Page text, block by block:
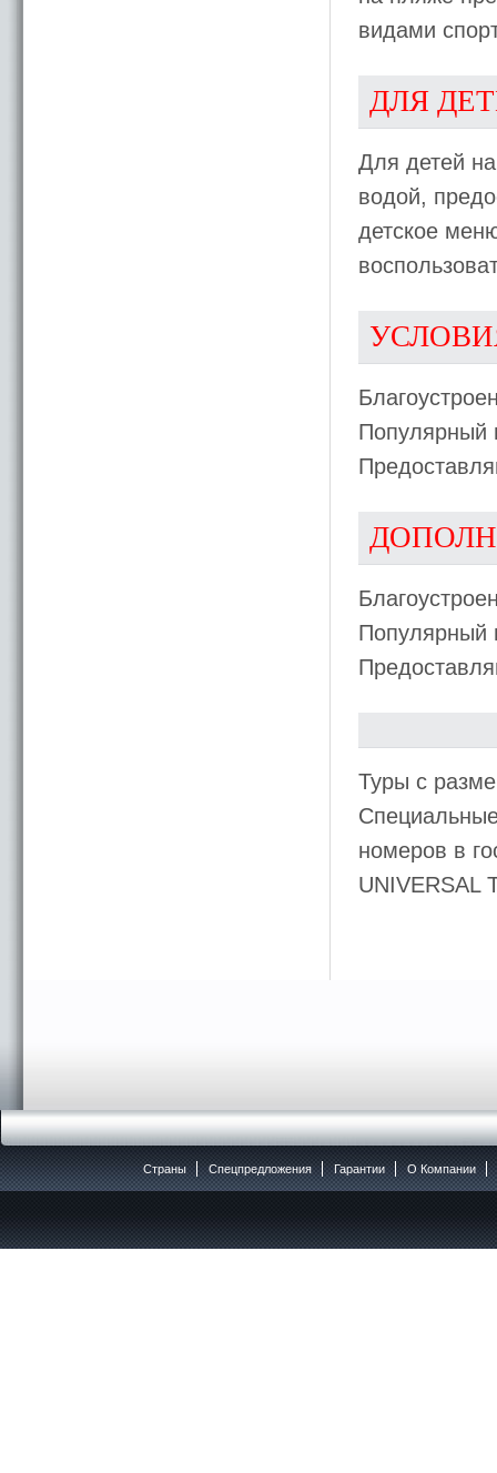
видами
ДЛЯ
Для детей на
водой,
детское
Популярный
Популярный
Туры с
номеров в
UNIVERSAL
Страны Спецпредложения Гарантии O Компании